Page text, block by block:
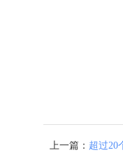
上一篇： 超过20